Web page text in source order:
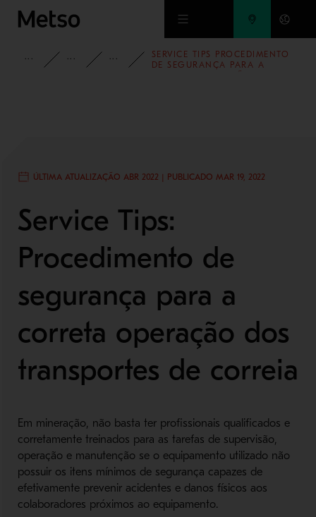
Ir para o conteúdo principal
INSIGHTSBLOG BLOG - MINERAÇÃO E REFINO DE
SERVICE TIPS PROCEDIMENTO
DE SEGURANÇA PARA A
ÚLTIMA ATUALIZAÇÃO ABR 2022 | PUBLICADO MAR 19, 2022
Service Tips:
Procedimento de
segurança para a
correta operação dos
transportes de correia
Em mineração, não basta ter profissionais qualificados e
corretamente treinados para as tarefas de supervisão,
operação e manutenção se o equipamento utilizado não
possuir os itens mínimos de segurança capazes de
efetivamente prevenir acidentes e danos físicos aos
colaboradores próximos ao equipamento.